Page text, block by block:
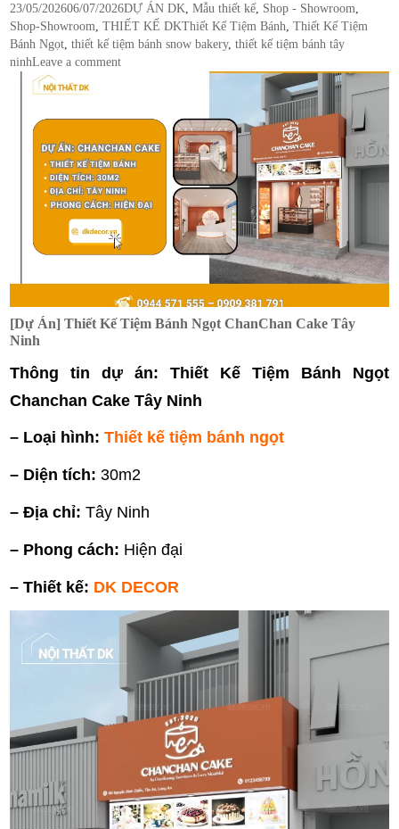
Posted
on
23/05/202606/07/2026Categories
DỰ ÁN DK,Mẫu thiết kế, Shop - Showroom,
Shop-Showroom,THIẾT KẾ DKTags
Thiết Kế Tiệm Bánh,Thiết Kế Tiệm
Bánh Ngọt,thiết kế tiệm bánh snow bakery,thiết kế tiệm bánh tây
ninhLeave a comment
[Dự Án] Thiết Kế Tiệm Bánh Ngọt ChanChan Cake Tây
Ninh
Thông tin dự án: Thiết Kế Tiệm Bánh Ngọt
Chanchan Cake Tây Ninh
– Loại hình: Thiết kế tiệm bánh ngọt
– Diện tích: 30m2
– Địa chỉ: Tây Ninh
– Phong cách: Hiện đại
– Thiết kế: DK DECOR